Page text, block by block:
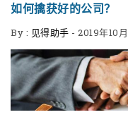
如何擒获好的公司？
By : 见得助手 - 2019年10